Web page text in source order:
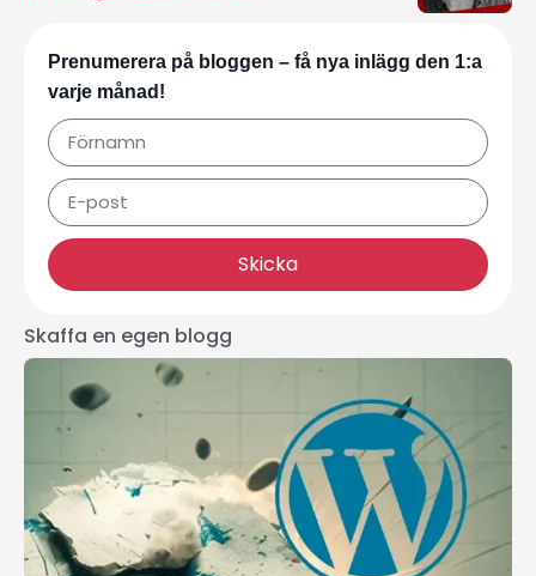
Prenumerera på bloggen – få nya inlägg den 1:a
varje månad!
Skicka
Skaffa en egen blogg